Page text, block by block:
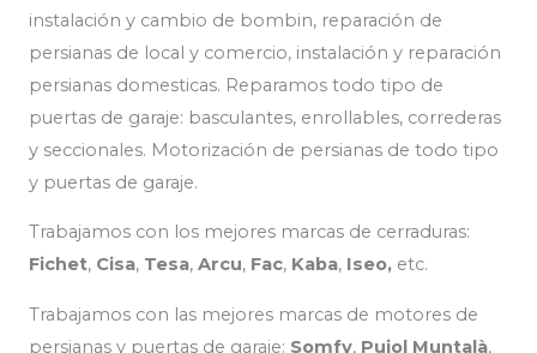
instalación y cambio de bombin, reparación de
persianas de local y comercio, instalación y reparación
persianas domesticas. Reparamos todo tipo de
puertas de garaje: basculantes, enrollables, correderas
y seccionales. Motorización de persianas de todo tipo
y puertas de garaje.
Trabajamos con los mejores marcas de cerraduras:
Fichet, Cisa, Tesa, Arcu, Fac, Kaba, Iseo, etc.
Trabajamos con las mejores marcas de motores de
persianas y puertas de garaje: Somfy, Pujol Muntalà,